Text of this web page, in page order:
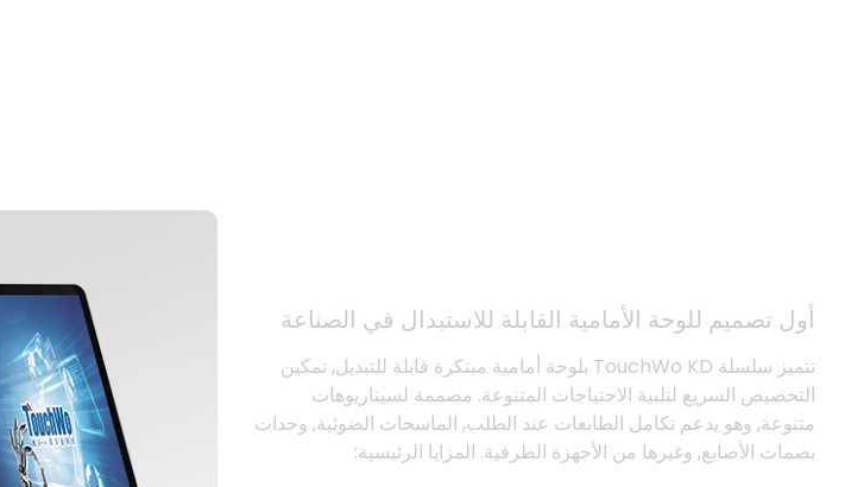
أول تصميم للوحة الأمامية القابلة للاستبدال في الصناعة
تتميز سلسلة TouchWo KD بلوحة أمامية مبتكرة قابلة للتبديل, تمكين
التخصيص السريع لتلبية الاحتياجات المتنوعة. مصممة لسيناريوهات
متنوعة, وهو يدعم تكامل الطابعات عند الطلب, الماسحات الضوئية, وحدات
بصمات الأصابع, وغيرها من الأجهزة الطرفية. المزايا الرئيسية: